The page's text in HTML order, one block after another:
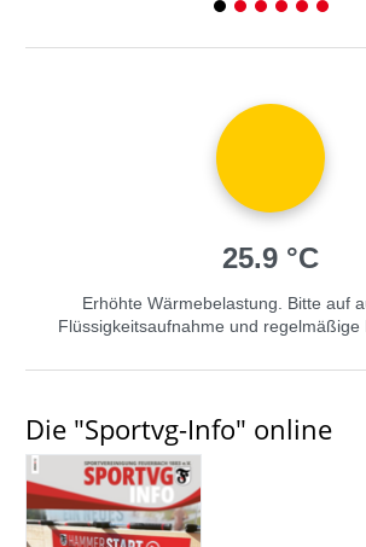
1 2 3 4 5 6
25.9 °C
Erhöhte Wärmebelastung. Bitte auf
Flüssigkeitsaufnahme und regelmäßige
Die "Sportvg-Info" online